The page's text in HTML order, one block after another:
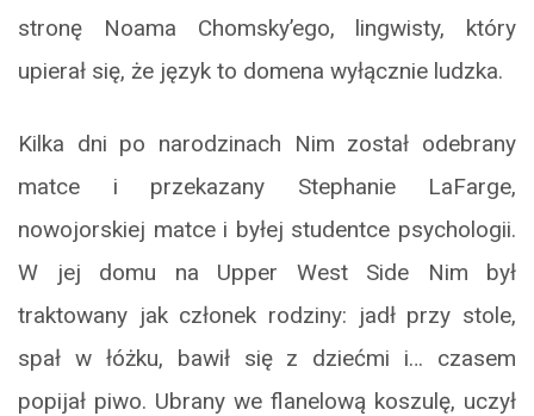
stronę Noama Chomsky’ego, lingwisty, który
upierał się, że język to domena wyłącznie ludzka.
Kilka dni po narodzinach Nim został odebrany
matce i przekazany Stephanie LaFarge,
nowojorskiej matce i byłej studentce psychologii.
W jej domu na Upper West Side Nim był
traktowany jak członek rodziny: jadł przy stole,
spał w łóżku, bawił się z dziećmi i… czasem
popijał piwo. Ubrany we flanelową koszulę, uczył